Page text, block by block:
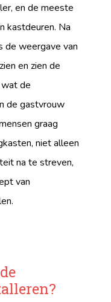
en de meeste
kastdeuren. Na
de weergave van
en zien de
de
de gastvrouw
graag
niet alleen
na te streven,
van